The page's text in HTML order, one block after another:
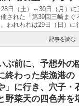
28日（土）～30日（月）
された「第39回三崎まぐ
われわれは29日（日）に
記事を読む
ぶ前に、予想外の
終わった柴漁港の
」に行き、穴子・
野菜天の四色丼を